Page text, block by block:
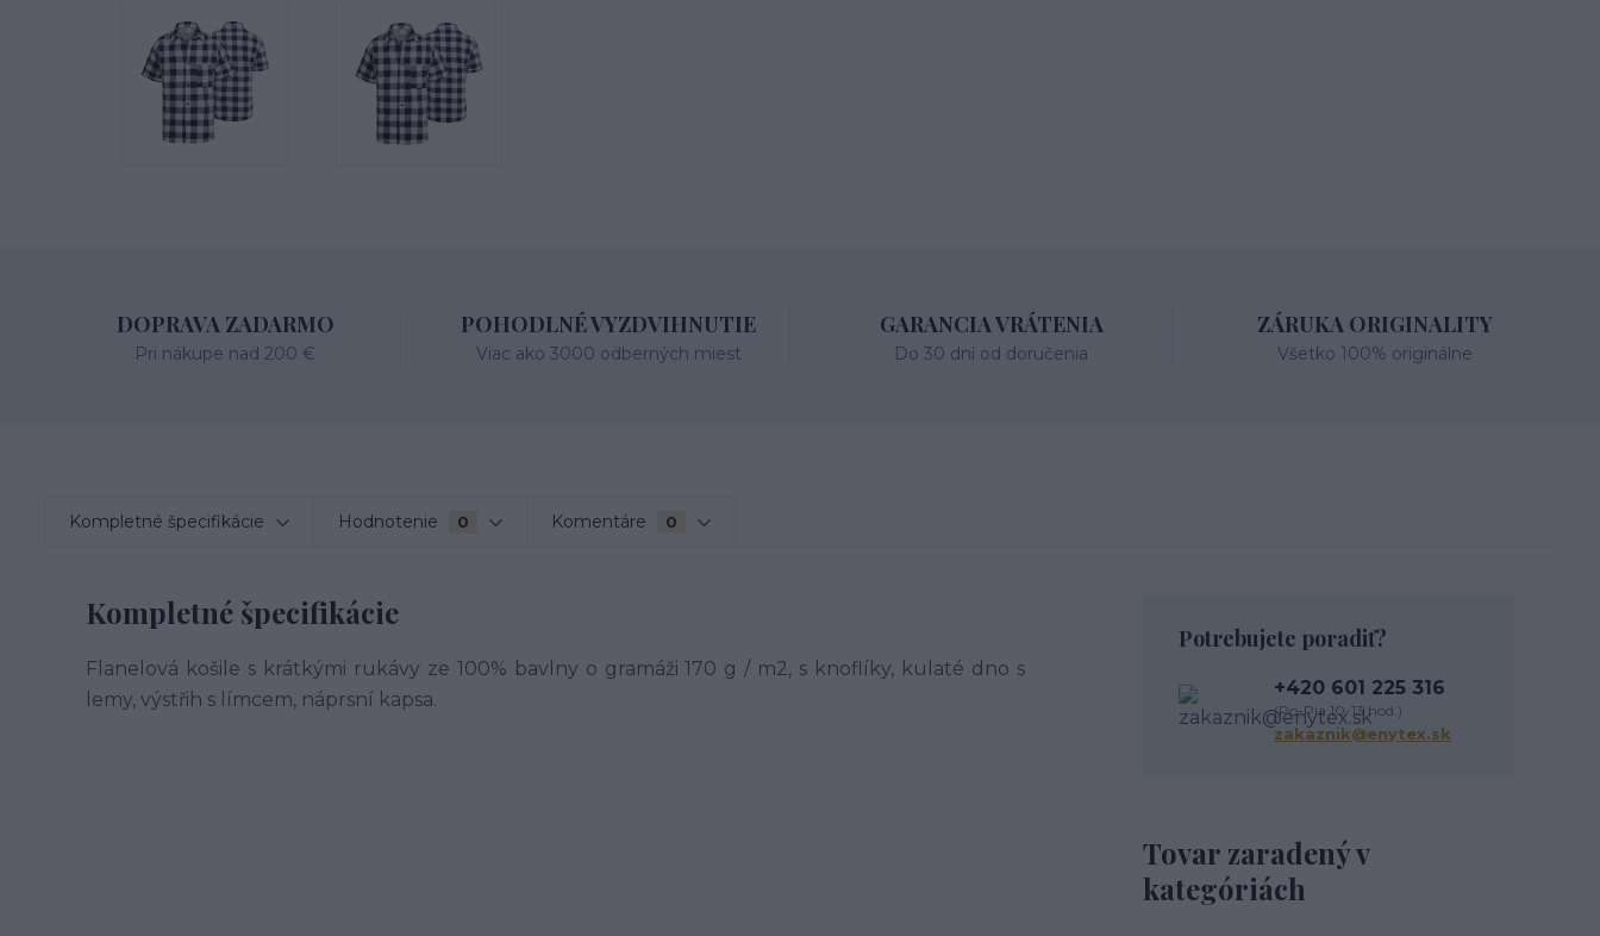
DOPRAVA ZADARMO
Pri nákupe nad 200 €
POHODLNÉ VYZDVIHNUTIE
Viac ako 3000 odberných miest
GARANCIA VRÁTENIA
Do 30 dní od doručenia
ZÁRUKA ORIGINALITY
Všetko 100% originálne
Kompletné špecifikácie Hodnotenie 0 Komentáre 0
Kompletné špecifikácie
Flanelová košile s krátkými rukávy ze 100% bavlny o gramáži 170 g / m2, s knoflíky, kulaté dno s
lemy, výstřih s límcem, náprsní kapsa.
Tovar zaradený v
kategóriách
Potrebujete poradiť?
+420 601 225 316
(Po-Pia 10-13 hod.)
zakaznik@enytex.sk